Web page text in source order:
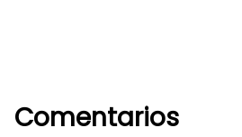
Comentarios